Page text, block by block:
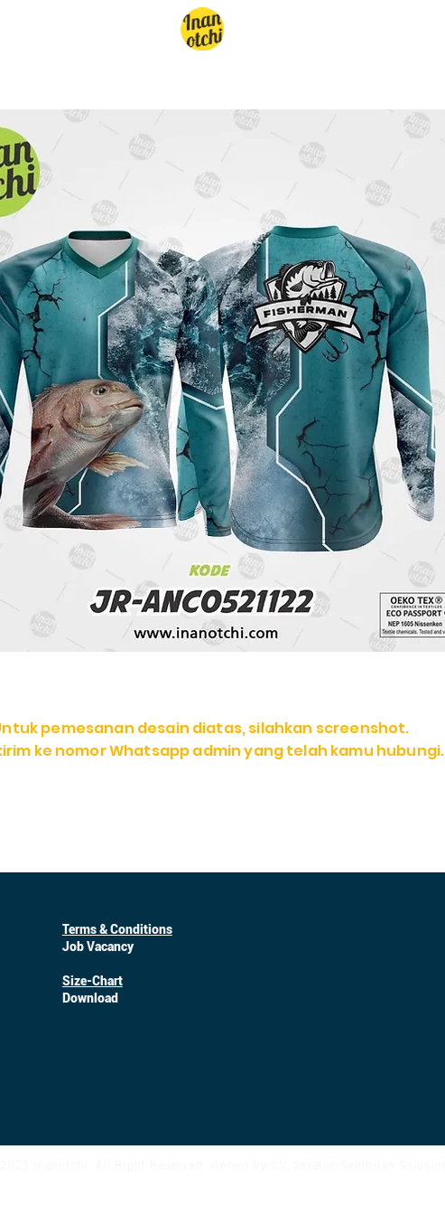
pemesanan desain diatas, silahkan screenshot.
ke nomor Whatsapp admin yang telah kamu hubungi.
Terms & Conditions
Job Vacancy
Size-Chart
Download